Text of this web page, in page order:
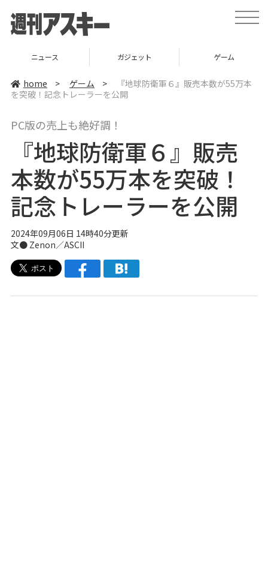
t
o
a
v
ニュース ガジェット ゲーム
home > ゲーム >
『地球防衛軍６』販売本数が55万本
を突破！記念トレーラーを公開
PC版の売上も絶好調！
『地球防衛軍６』販売
本数が55万本を突破！
記念トレーラーを公開
2024年09月06日 14時40分更新
文● Zenon／ASCII